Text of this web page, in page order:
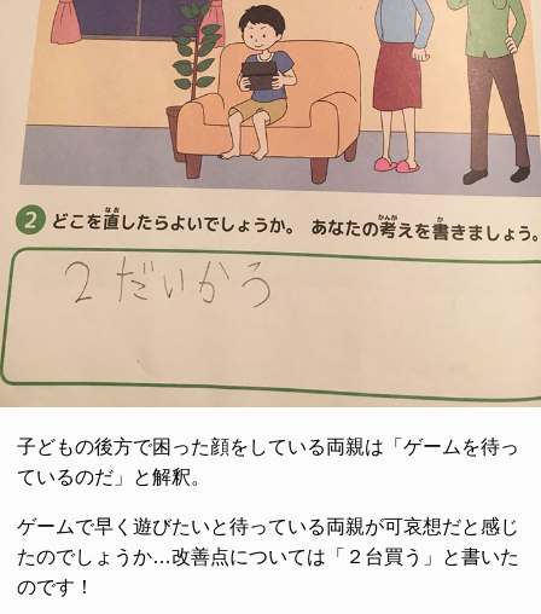
子どもの後方で困った顔をしている両親は「ゲームを待っ
ているのだ」と解釈。
ゲームで早く遊びたいと待っている両親が可哀想だと感じ
たのでしょうか…改善点については「２台買う」と書いた
のです！